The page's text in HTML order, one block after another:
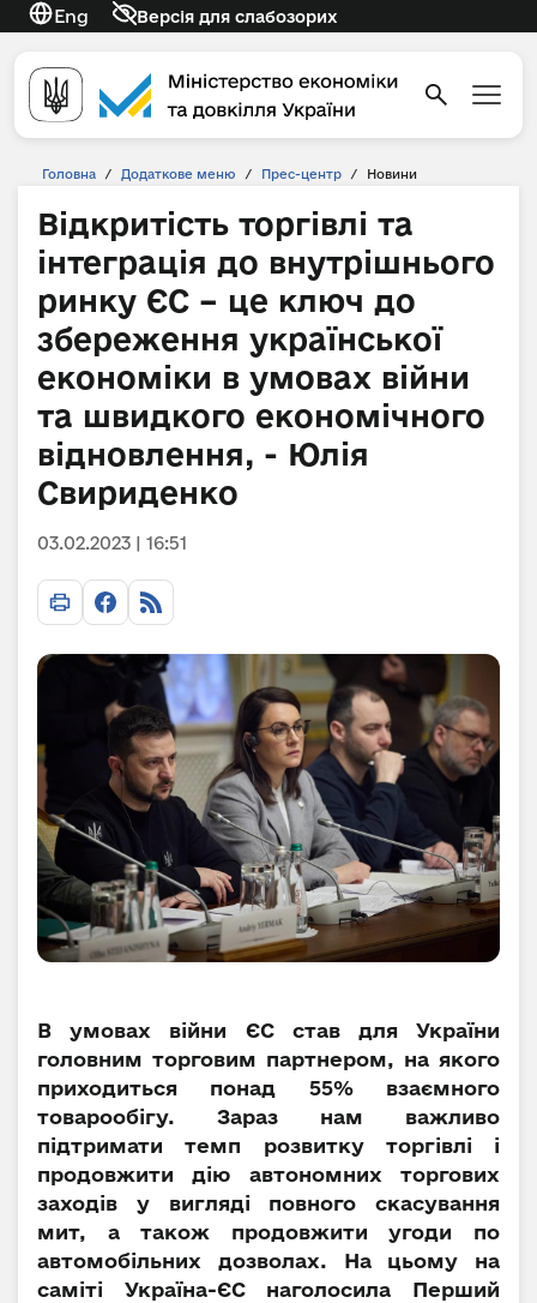
Eng Версія для слабозорих
Головна / Додаткове меню / Прес-центр / Новини
Відкритість торгівлі та
інтеграція до внутрішнього
ринку ЄС – це ключ до
збереження української
економіки в умовах війни
та швидкого економічного
відновлення, - Юлія
Свириденко
03.02.2023 | 16:51
В умовах війни ЄС став для України
головним торговим партнером, на якого
приходиться понад 55% взаємного
товарообігу. Зараз нам важливо
підтримати темп розвитку торгівлі і
продовжити дію автономних торгових
заходів у вигляді повного скасування
мит, а також продовжити угоди по
автомобільних дозволах. На цьому на
саміті Україна-ЄС наголосила Перший